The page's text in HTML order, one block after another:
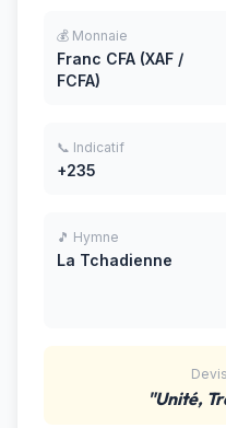
💰 Monnaie
Franc CFA (XAF /
FCFA)
📞 Indicatif
+235
🎵 Hymne
La Tchadienne
"Unité,